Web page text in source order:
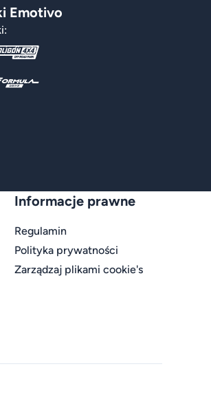
Emotivo
Informacje prawne
Regulamin
Polityka prywatności
Zarządzaj plikami cookie's